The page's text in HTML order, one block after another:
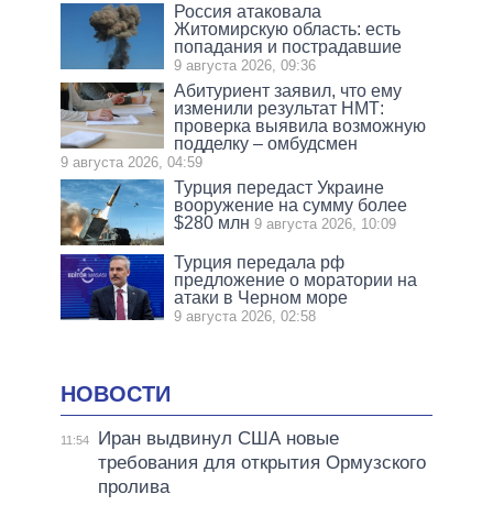
Россия атаковала
Житомирскую область: есть
попадания и пострадавшие
9 августа 2026, 09:36
Абитуриент заявил, что ему
изменили результат НМТ:
проверка выявила возможную
подделку – омбудсмен
9 августа 2026, 04:59
Турция передаст Украине
вооружение на сумму более
$280 млн 9 августа 2026, 10:09
Турция передала рф
предложение о моратории на
атаки в Черном море
9 августа 2026, 02:58
НОВОСТИ
11:54
Иран выдвинул США новые
требования для открытия Ормузского
пролива